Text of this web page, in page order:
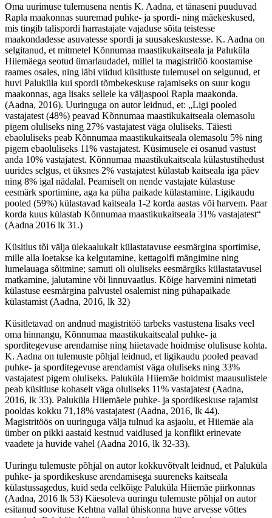
Oma uurimuse tulemusena nentis K. Aadna, et tänaseni puuduvad
Rapla maakonnas suuremad puhke- ja spordi- ning mäekeskused,
mis tingib talispordi harrastajate vajaduse sõita teistesse
maakondadesse asuvatesse spordi ja suusakeskustesse. K. Aadna on
selgitanud, et mitmetel Kõnnumaa maastikukaitseala ja Paluküla
Hiiemäega seotud ümarlaudadel, millel ta magistritöö koostamise
raames osales, ning läbi viidud küsitluste tulemusel on selgunud, et
huvi Paluküla kui spordi tõmbekeskuse rajamiseks on suur kogu
maakonnas, aga lisaks sellele ka väljaspool Rapla maakonda.
(Aadna, 2016). Uuringuga on autor leidnud, et: „Ligi pooled
vastajatest (48%) peavad Kõnnumaa maastikukaitseala olemasolu
pigem oluliseks ning 27% vastajatest väga oluliseks. Täiesti
ebaoluliseks peab Kõnnumaa maastikukaitseala olemasolu 5% ning
pigem ebaoluliseks 11% vastajatest. Küsimusele ei osanud vastust
anda 10% vastajatest. Kõnnumaa maastikukaitseala külastustihedust
uurides selgus, et üksnes 2% vastajatest külastab kaitseala iga päev
ning 8% igal nädalal. Peamiselt on nende vastajate külastuse
eesmärk sportimine, aga ka püha paikade külastamine. Ligikaudu
pooled (59%) külastavad kaitseala 1-2 korda aastas või harvem. Paar
korda kuus külastab Kõnnumaa maastikukaitseala 31% vastajatest“
(Aadna 2016 lk 31.)
Küsitlus tõi välja ülekaalukalt külastatavuse eesmärgina sportimise,
mille alla loetakse ka kelgutamine, kettagolfi mängimine ning
lumelauaga sõitmine; samuti oli oluliseks eesmärgiks külastatavusel
matkamine, jalutamine või linnuvaatlus. Kõige harvemini nimetati
külastuse eesmärgina palvustel osalemist ning pühapaikade
külastamist (Aadna, 2016, lk 32)
Küsitletavad on andnud magistritöö tarbeks vastustena lisaks veel
oma hinnangu, Kõnnumaa maastikukaitsealal puhke- ja
sporditegevuse arendamise ning hiietavade hoidmise olulisuse kohta.
K. Aadna on tulemuste põhjal leidnud, et ligikaudu pooled peavad
puhke- ja sporditegevuse arendamist väga oluliseks ning 33%
vastajatest pigem oluliseks. Paluküla Hiiemäe hoidmist maausulistele
peab küsitluse kohaselt väga oluliseks 11% vastajatest (Aadna,
2016, lk 33). Paluküla Hiiemäele puhke- ja spordikeskuse rajamist
pooldas kokku 71,18% vastajatest (Aadna, 2016, lk 44).
Magistritöös on uuringuga välja tulnud ka asjaolu, et Hiiemäe ala
ümber on pikki aastaid kestnud vaidlused ja konflikt erinevate
vaadete ja huvide vahel (Aadna 2016, lk 32-33).
Uuringu tulemuste põhjal on autor kokkuvõtvalt leidnud, et Paluküla
puhke- ja spordikeskuse arendamisega suureneks kaitseala
külastussagedus, kuid seda eelkõige Paluküla Hiiemäe piirkonnas
(Aadna, 2016 lk 53) Käesoleva uuringu tulemuste põhjal on autor
esitanud soovituse Kehtna vallal ühiskonna huve arvesse võttes